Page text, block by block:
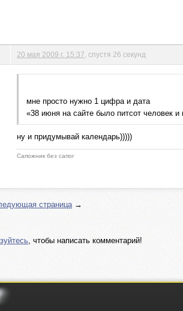
20 мая 2009 г. 15:37 , спустя 26 секунд
мне просто нужно 1 цифра и дата
«38 июня на сайте было питсот человек и
ну и придумывай календарь)))))
Сапожник без сапог
страница→
, чтобы написать комментарий!